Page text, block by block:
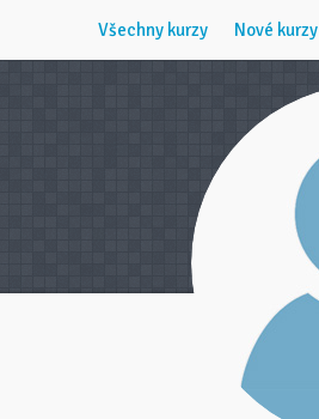
Všechny kurzy Nové kurzy